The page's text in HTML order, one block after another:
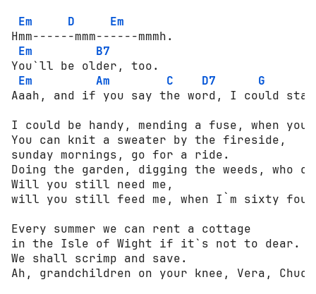
Em
D
Em
Нmm------mmm------mmmh.
Em
B7
You`ll be older, too.
Em
Am C D7
G
Aaah, and if you say the word, I could
I could be handy, mending a fuse, when
You can knit a sweater by the fireside,
sunday mornings, go for a ride.
Doing the garden, digging the weeds, who
Will you still need me,
will you still feed me, when I`m sixty
Every summer we can rent a cottage
in the Isle of Wight if it`s not to dear.
We shall scrimp and save.
Ah, grandchildren on your knee, Vera,